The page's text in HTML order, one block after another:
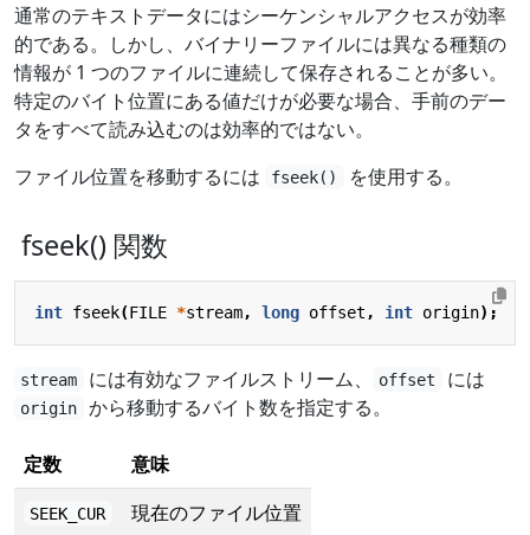
通常のテキストデータにはシーケンシャルアクセスが効率
的である。しかし、バイナリーファイルには異なる種類の
情報が 1 つのファイルに連続して保存されることが多い。
特定のバイト位置にある値だけが必要な場合、手前のデー
タをすべて読み込むのは効率的ではない。
ファイル位置を移動するには
fseek() を使用する。
fseek() 関数
int fseek(FILE *stream, long offset , int origin);
stream には有効なファイルストリーム、 offset には
origin から移動するバイト数を指定する。
定数 意味
SEEK_CUR 現在のファイル位置